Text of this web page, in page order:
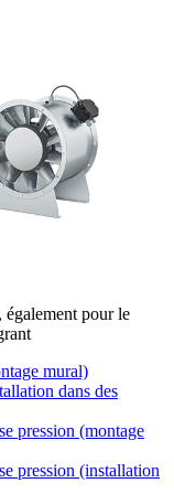
également pour le
mural)
dans des
pression (montage
pression (installation